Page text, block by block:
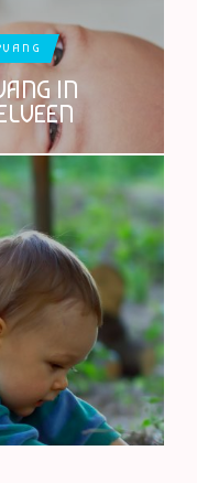
IN